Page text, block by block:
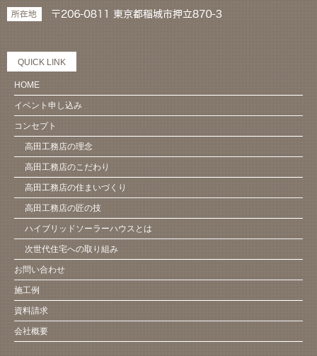
QUICK LINK
HOME
イベント申し込み
コンセプト
高田工務店の理念
高田工務店のこだわり
高田工務店の住まいづくり
高田工務店の匠の技
ハイブリッドソーラーハウスとは
次世代住宅への取り組み
お問い合わせ
施工例
資料請求
会社概要